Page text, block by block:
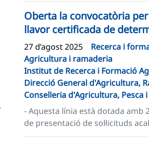
Oberta la convocatòria
llavor certificada de
27 d’agost 2025 Recerca i
Agricultura i ramaderia
Institut de Recerca i Formació
Direcció General d'Agricultura,
Conselleria d'Agricultura, Pesca
- Aquesta línia està dotada amb
de presentació de sol·licituds